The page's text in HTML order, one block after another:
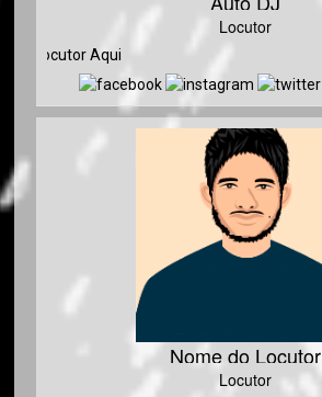
Locutor
Locutor Aqui
Nome do Locutor
Locutor